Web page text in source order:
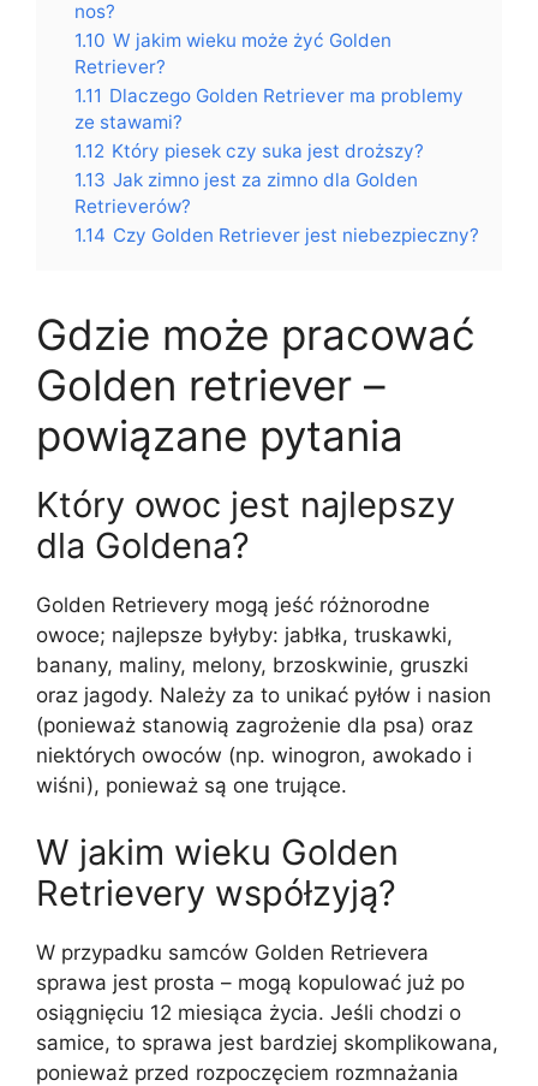
nos?
1.10 W jakim wieku może żyć Golden
Retriever?
1.11 Dlaczego Golden Retriever ma problemy
ze stawami?
1.12 Który piesek czy suka jest droższy?
1.13 Jak zimno jest za zimno dla Golden
Retrieverów?
1.14 Czy Golden Retriever jest niebezpieczny?
Gdzie może pracować
Golden retriever –
powiązane pytania
Który owoc jest najlepszy
dla Goldena?
Golden Retrievery mogą jeść różnorodne
owoce; najlepsze byłyby: jabłka, truskawki,
banany, maliny, melony, brzoskwinie, gruszki
oraz jagody. Należy za to unikać pyłów i nasion
(ponieważ stanowią zagrożenie dla psa) oraz
niektórych owoców (np. winogron, awokado i
wiśni), ponieważ są one trujące.
W jakim wieku Golden
Retrievery współzyją?
W przypadku samców Golden Retrievera
sprawa jest prosta – mogą kopulować już po
osiągnięciu 12 miesiąca życia. Jeśli chodzi o
samice, to sprawa jest bardziej skomplikowana,
ponieważ przed rozpoczęciem rozmnażania